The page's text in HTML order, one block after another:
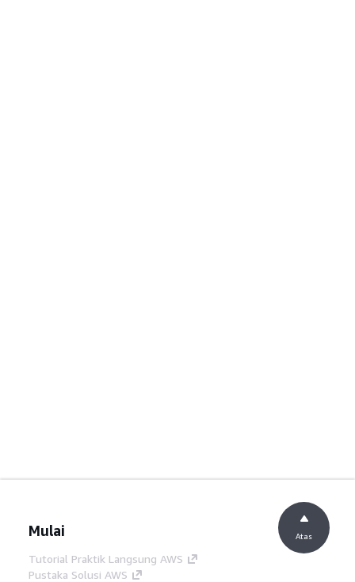
Mulai
Tutorial Praktik Langsung AWS
Pustaka Solusi AWS
Atas